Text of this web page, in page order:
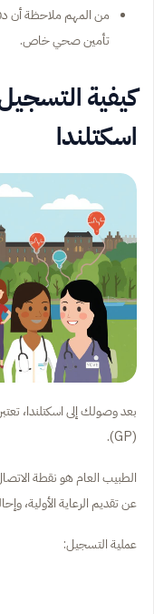
من المهم ملاحظة أن
تأمين صحي خاص.
كيفية
اسكتلندا
بعد وصولك إلى اسكتلندا،
(GP).
الطبيب العام هو نقطة
عن تقديم الرعاية الأولية،
عملية التسجيل: